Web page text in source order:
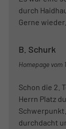
durch
Gerne
B. Schurk
Homepage vom
Schon die 2.
Herrn Platz
durchdacht